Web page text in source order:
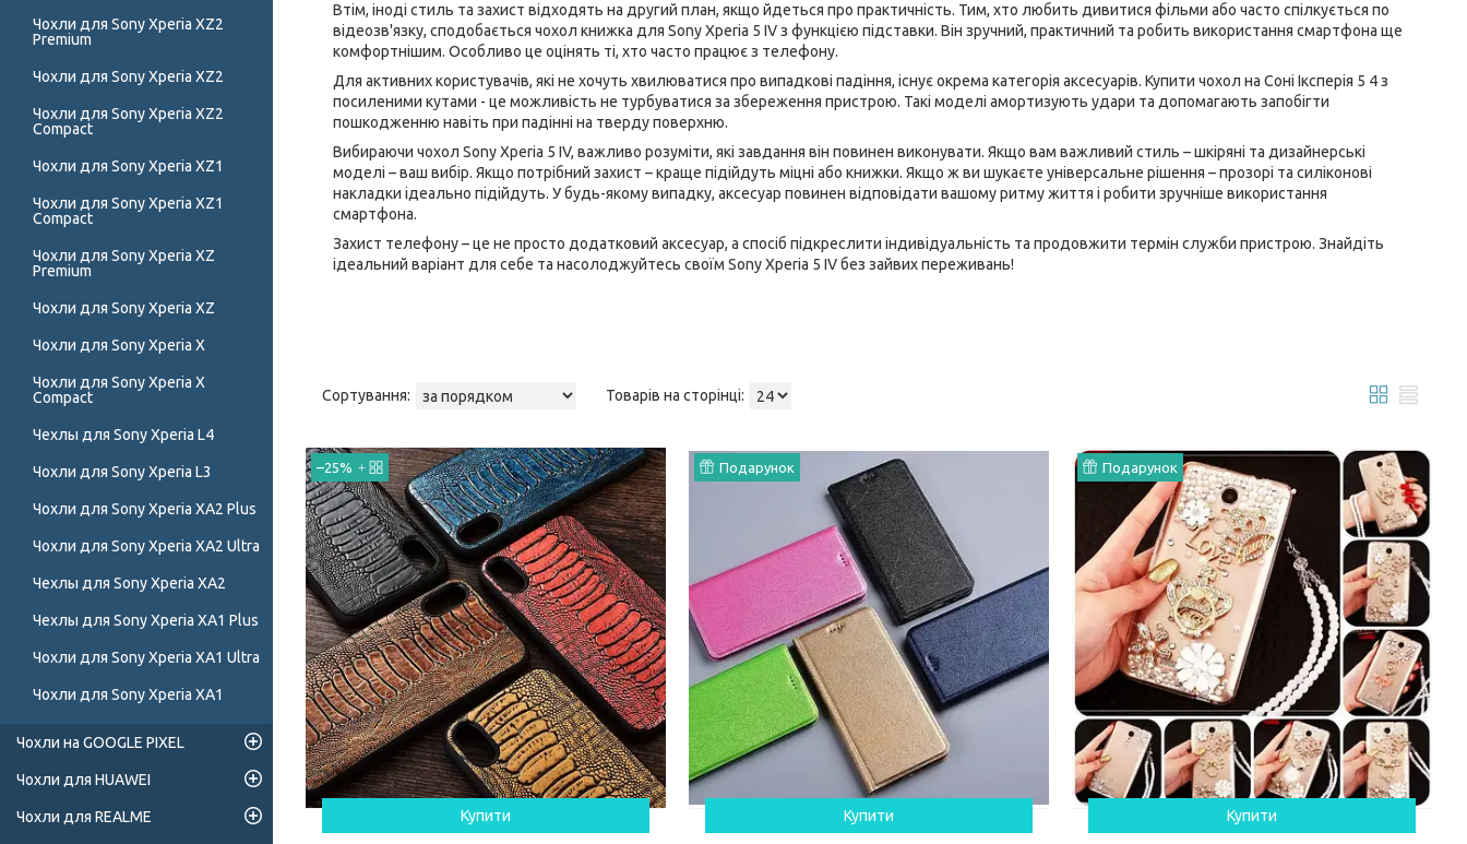
Втім, іноді стиль та захист відходять на другий план, якщо йдеться про практичність. Тим, хто любить дивитися фільми або часто спілкується по
відеозв'язку, сподобається чохол книжка для Sony Xperia 5 IV з функцією підставки. Він зручний, практичний та робить використання смартфона ще
комфортнішим. Особливо це оцінять ті, хто часто працює з телефону.
Для активних користувачів, які не хочуть хвилюватися про випадкові падіння, існує окрема категорія аксесуарів. Купити чохол на Соні Іксперія 5 4 з
посиленими кутами - це можливість не турбуватися за збереження пристрою. Такі моделі амортизують удари та допомагають запобігти
пошкодженню навіть при падінні на тверду поверхню.
Вибираючи чохол Sony Xperia 5 IV, важливо розуміти, які завдання він повинен виконувати. Якщо вам важливий стиль – шкіряні та дизайнерські
моделі – ваш вибір. Якщо потрібний захист – краще підійдуть міцні або книжки. Якщо ж ви шукаєте універсальне рішення – прозорі та силіконові
накладки ідеально підійдуть. У будь-якому випадку, аксесуар повинен відповідати вашому ритму життя і робити зручніше використання
смартфона.
Захист телефону – це не просто додатковий аксесуар, а спосіб підкреслити індивідуальність та продовжити термін служби пристрою. Знайдіть
ідеальний варіант для себе та насолоджуйтесь своїм Sony Xperia 5 IV без зайвих переживань!
–25%
Купити
Подарунок
Купити
Подарунок
Купити
Чохли для Sony Xperia XZ2
Premium
Чохли для Sony Xperia XZ2
Чохли для Sony Xperia XZ2
Compact
Чохли для Sony Xperia XZ1
Чохли для Sony Xperia XZ1
Compact
Чохли для Sony Xperia XZ
Premium
Чохли для Sony Xperia XZ
Чохли для Sony Xperia X
Чохли для Sony Xperia X
Compact
Чехлы для Sony Xperia L4
Чохли для Sony Xperia L3
Чохли для Sony Xperia XA2 Plus
Чохли для Sony Xperia XA2 Ultra
Чехлы для Sony Xperia XA2
Чехлы для Sony Xperia XA1 Plus
Чохли для Sony Xperia XA1 Ultra
Чохли для Sony Xperia XA1
Чохли на GOOGLE PIXEL
Чохли для HUAWEI
Чохли для REALME